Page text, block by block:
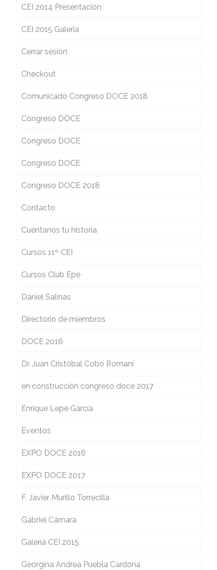
CEI 2014 Presentación
CEI 2015 Galeria
Cerrar sesión
Checkout
Comunicado Congreso DOCE 2018
Congreso DOCE
Congreso DOCE
Congreso DOCE
Congreso DOCE 2018
Contacto
Cuéntanos tu historia
Cursos 11º CEI
Cursos Club Epe
Daniel Salinas
Directorio de miembros
DOCE 2016
Dr. Juan Cristóbal Cobo Romaní
en construcción congreso doce 2017
Enrique Lepe García
Eventos
EXPO DOCE 2016
EXPO DOCE 2017
F. Javier Murillo Torrecilla
Gabriel Cámara
Galería CEI 2015
Georgina Andrea Puebla Cardona